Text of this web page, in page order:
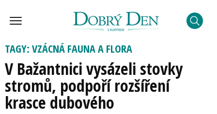
TAGY: VZÁCNÁ FAUNA A FLORA
V Bažantnici vysázeli stovky
stromů, podpoří rozšíření
krasce dubového